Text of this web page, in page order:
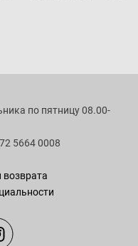
по пятницу 08.00-
5664 0008